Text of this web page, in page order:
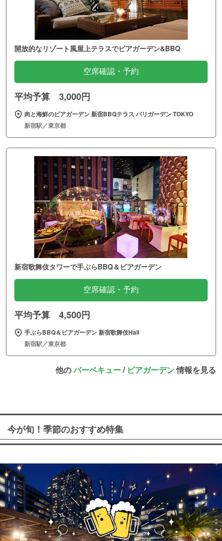
開放的なリゾート風屋上テラスでビアガーデン&BBQ
空席確認・予約
平均予算 3,000円
肉と海鮮のビアガーデン 新宿BBQテラス バリガーデン TOKYO
新宿駅／東京都
新宿歌舞伎タワーで手ぶらBBQ＆ビアガーデン
空席確認・予約
平均予算 4,500円
手ぶらBBQ＆ビアガーデン 新宿歌舞伎Hall
新宿駅／東京都
他のバーベキュー/ ビアガーデン情報を見る
今が旬！季節のおすすめ特集